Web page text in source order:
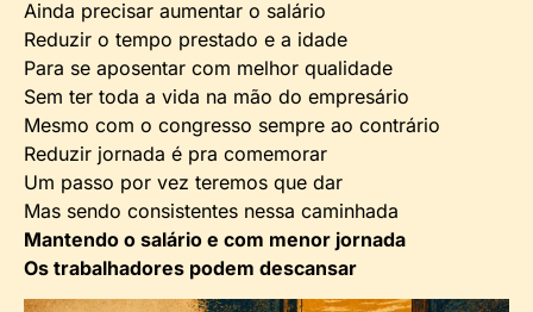
Ainda precisar aumentar o salário
Reduzir o tempo prestado e a idade
Para se aposentar com melhor qualidade
Sem ter toda a vida na mão do empresário
Mesmo com o congresso sempre ao contrário
Reduzir jornada é pra comemorar
Um passo por vez teremos que dar
Mas sendo consistentes nessa caminhada
Mantendo o salário e com menor jornada
Os trabalhadores podem descansar